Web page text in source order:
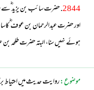
2844. حضرت سائب بن یزید ؓسے
اور حضرت عبدالرحمان بن عوف
ہوئے نہیں سنا، البتہ حضرت طلحہ
موضوع:روایت حدیث میں احتیاط